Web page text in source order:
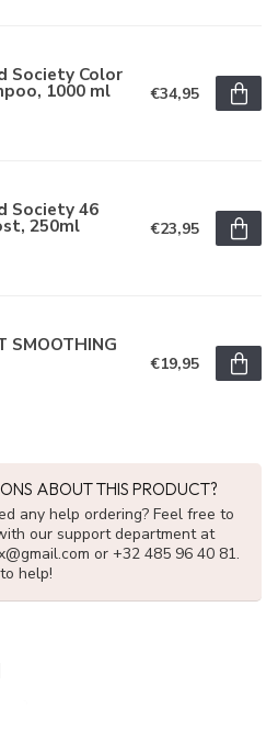
Society Color
1000 ml €34,95
Society 46
250ml €23,95
SMOOTHING
€19,95
ABOUT THIS PRODUCT?
any help ordering? Feel free to
our support department at
or +32 485 96 40 81.
help!